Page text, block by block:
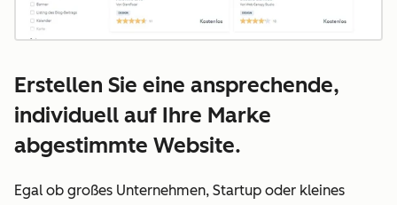
Erstellen Sie eine ansprechende,
individuell auf Ihre Marke
abgestimmte Website.
Egal ob großes Unternehmen, Startup oder kleines